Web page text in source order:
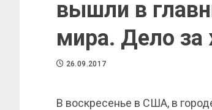
вышли в
мира. Дело за
26.09.2017
В воскресенье в США, в